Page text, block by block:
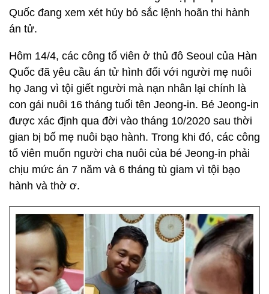
Quốc đang xem xét hủy bỏ sắc lệnh hoãn thi hành
án tử.
Hôm 14/4, các công tố viên ở thủ đô Seoul của Hàn
Quốc đã yêu cầu án tử hình đối với người mẹ nuôi
họ Jang vì tội giết người mà nạn nhân lại chính là
con gái nuôi 16 tháng tuổi tên Jeong-in. Bé Jeong-in
được xác định qua đời vào tháng 10/2020 sau thời
gian bị bố mẹ nuôi bạo hành. Trong khi đó, các công
tố viên muốn người cha nuôi của bé Jeong-in phải
chịu mức án 7 năm và 6 tháng tù giam vì tội bạo
hành và thờ ơ.